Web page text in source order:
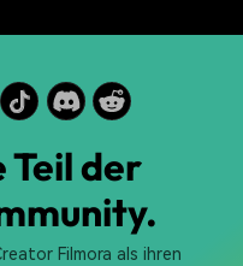
Teil der
Filmora als ihren